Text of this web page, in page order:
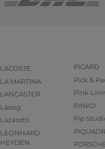
LACOSTE
LA MARTINA
LANCASTER
Lässig
Lazarotti
LEONHARD
HEYDEN
PICARD
Pick &
Pink
PINKO
Pip